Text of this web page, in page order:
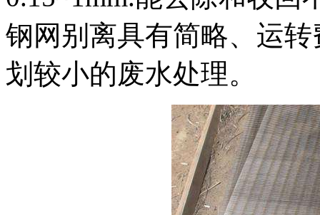
钢网别离具有简略、运
划较小的废水处理。